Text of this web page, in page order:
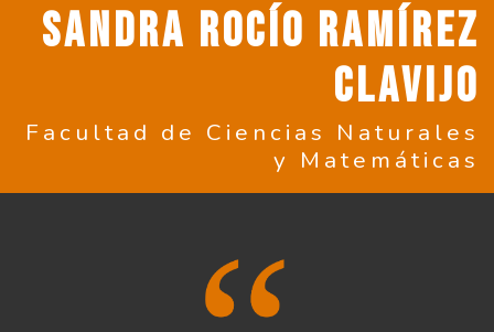
SANDRA ROCÍO RAMÍREZ
CLAVIJO
Facultad de Ciencias Naturales
y Matemáticas